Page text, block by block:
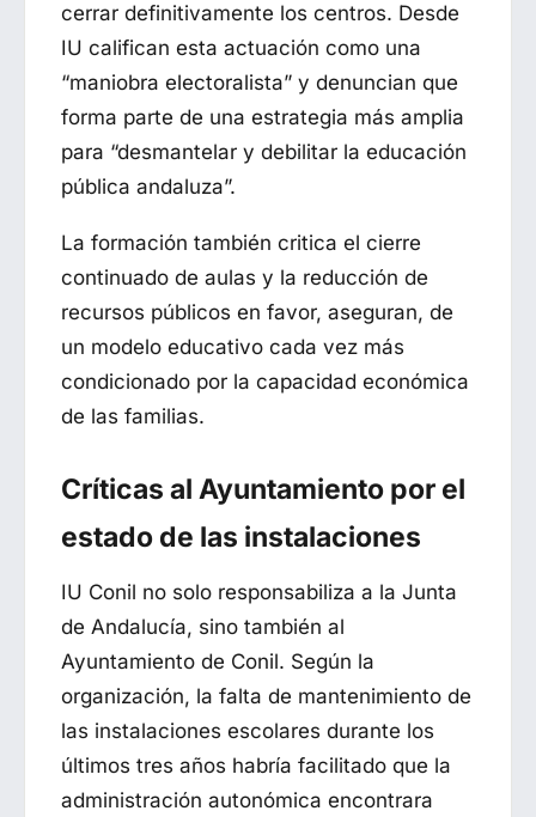
cerrar definitivamente los centros. Desde
IU califican esta actuación como una
“maniobra electoralista” y denuncian que
forma parte de una estrategia más amplia
para “desmantelar y debilitar la educación
pública andaluza”.
La formación también critica el cierre
continuado de aulas y la reducción de
recursos públicos en favor, aseguran, de
un modelo educativo cada vez más
condicionado por la capacidad económica
de las familias.
Críticas al Ayuntamiento por el
estado de las instalaciones
IU Conil no solo responsabiliza a la Junta
de Andalucía, sino también al
Ayuntamiento de Conil. Según la
organización, la falta de mantenimiento de
las instalaciones escolares durante los
últimos tres años habría facilitado que la
administración autonómica encontrara